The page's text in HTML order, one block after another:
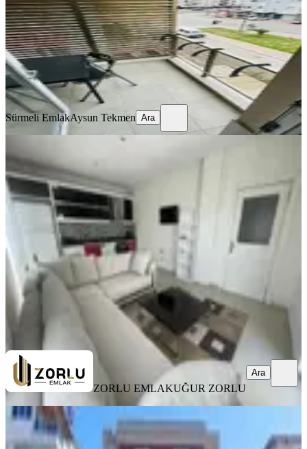
1+1·65 m²·2. Kat·04.07.2026
25.000 ₺
Sürmeli Emlak Aysun Tekmen
Ara
Sürmeli EmlakAysun Tekmen Ara
Cadde Üstü Full Eşyalı Teraslı
Asansörlü 3+1 Kiralık Daire
Kepez, Ahatlı Mahallesi
3+1·130 m² 4. Kat·
35.000 ₺
ZORLU EMLAK UĞUR ZORLU
ZORLU EMLAKUĞUR ZORLU
Ara
EŞYALI
Ahatlı Ulusoy Caddesi Üzerinde 2+1
Ayrı Mutfak